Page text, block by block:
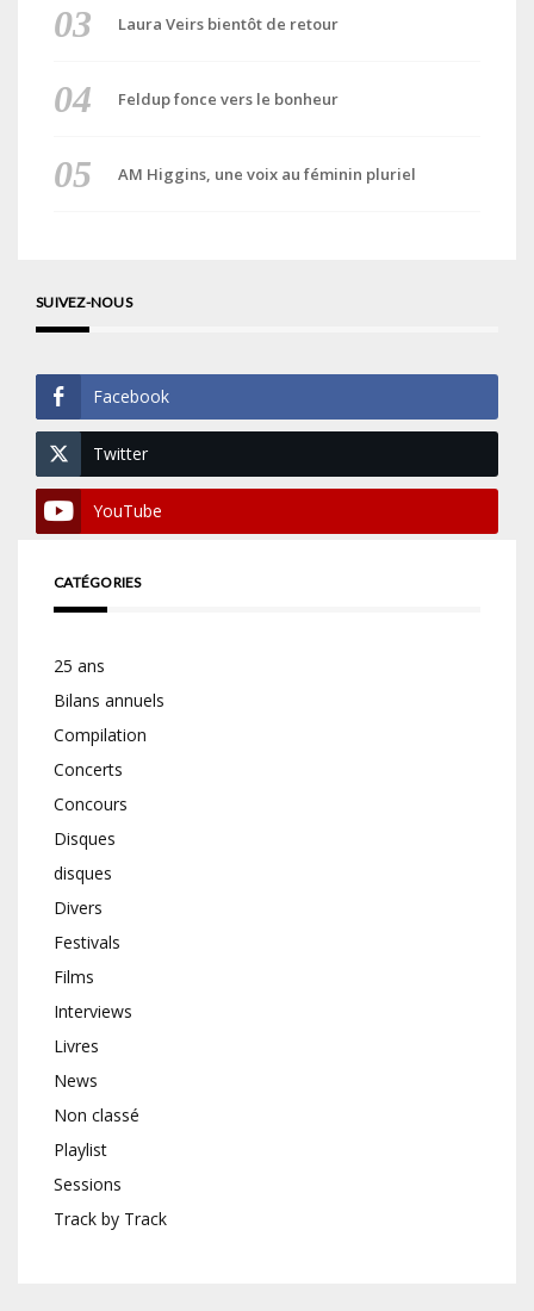
Laura Veirs bientôt de retour
Feldup fonce vers le bonheur
AM Higgins, une voix au féminin pluriel
SUIVEZ-NOUS
Facebook
Twitter
YouTube
CATÉGORIES
25 ans
Bilans annuels
Compilation
Concerts
Concours
Disques
disques
Divers
Festivals
Films
Interviews
Livres
News
Non classé
Playlist
Sessions
Track by Track